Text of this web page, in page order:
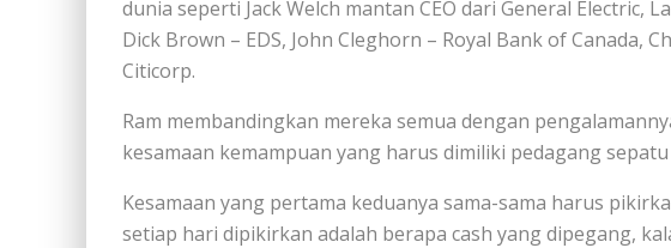
dunia seperti Jack Welch mantan CEO dari General Electric,
Dick Brown – EDS, John Cleghorn – Royal Bank of Canada,
Citicorp.
Ram membandingkan mereka semua dengan
kesamaan kemampuan yang harus dimiliki pedagang
Kesamaan yang pertama keduanya sama-sama harus
setiap hari dipikirkan adalah berapa cash yang dipegang,